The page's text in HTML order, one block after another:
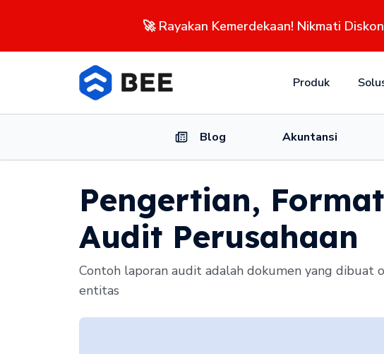
🚀 Rayakan Kemerdekaan! Nikmati
Produk
Blog Akuntansi
Pengertian,
Audit Perusahaan
Contoh laporan audit adalah dokumen yang dibuat
entitas